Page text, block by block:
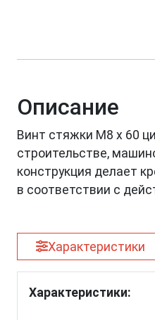
Описание
Винт стяжки M8 x 60
строительстве,
конструкция делает
в соответствии с
Характеристики
Характеристики: